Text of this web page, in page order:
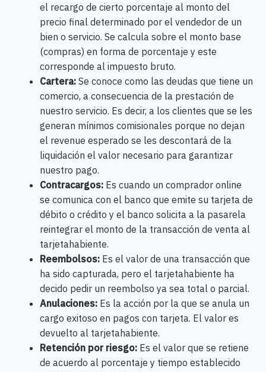
el recargo de cierto porcentaje al monto del
precio final determinado por el vendedor de un
bien o servicio. Se calcula sobre el monto base
(compras) en forma de porcentaje y este
corresponde al impuesto bruto.
Cartera:Se conoce como las deudas que tiene un
comercio, a consecuencia de la prestación de
nuestro servicio. Es decir, a los clientes que se les
generan mínimos comisionales porque no dejan
el revenue esperado se les descontará de la
liquidación el valor necesario para garantizar
nuestro pago.
Contracargos:Es cuando un comprador online
se comunica con el banco que emite su tarjeta de
débito o crédito y el banco solicita a la pasarela
reintegrar el monto de la transacción de venta al
tarjetahabiente.
Reembolsos:Es el valor de una transacción que
ha sido capturada, pero el tarjetahabiente ha
decido pedir un reembolso ya sea total o parcial.
Anulaciones:Es la acción por la que se anula un
cargo exitoso en pagos con tarjeta. El valor es
devuelto al tarjetahabiente.
Retención por riesgo:Es el valor que se retiene
de acuerdo al porcentaje y tiempo establecido